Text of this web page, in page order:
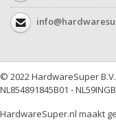
© 2022 HardwareSuper B.V.
NL854891845B01 -
HardwareSuper.nl maakt